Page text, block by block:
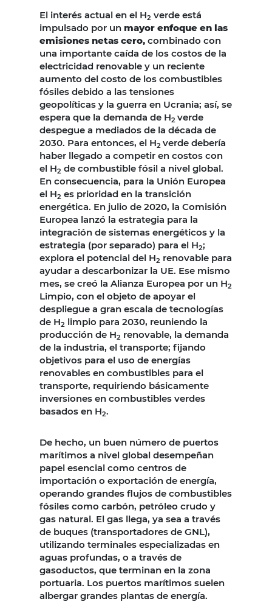
El interés actual en el H2 verde está
impulsado por un mayor enfoque en las
emisiones netas cero, combinado con
una importante caída de los costos de la
electricidad renovable y un reciente
aumento del costo de los combustibles
fósiles debido a las tensiones
geopolíticas y la guerra en Ucrania; así, se
espera que la demanda de H2 verde
despegue a mediados de la década de
2030. Para entonces, el H2 verde debería
haber llegado a competir en costos con
el H2 de combustible fósil a nivel global.
En consecuencia, para la Unión Europea
el H2 es prioridad en la transición
energética. En julio de 2020, la Comisión
Europea lanzó la estrategia para la
integración de sistemas energéticos y la
estrategia (por separado) para el H2;
explora el potencial del H2 renovable para
ayudar a descarbonizar la UE. Ese mismo
mes, se creó la Alianza Europea por un H2
Limpio, con el objeto de apoyar el
despliegue a gran escala de tecnologías
de H2 limpio para 2030, reuniendo la
producción de H2 renovable, la demanda
de la industria, el transporte; fijando
objetivos para el uso de energías
renovables en combustibles para el
transporte, requiriendo básicamente
inversiones en combustibles verdes
basados ​​en H2.
De hecho, un buen número de puertos
marítimos a nivel global desempeñan
papel esencial como centros de
importación o exportación de energía,
operando grandes flujos de combustibles
fósiles como carbón, petróleo crudo y
gas natural. El gas llega, ya sea a través
de buques (transportadores de GNL),
utilizando terminales especializadas en
aguas profundas, o a través de
gasoductos, que terminan en la zona
portuaria. Los puertos marítimos suelen
albergar grandes plantas de energía.